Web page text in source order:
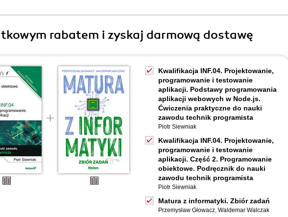
rabatem i zyskaj darmową dostawę
Kwalifikacja INF.04. Projektowanie,
programowanie i testowanie
aplikacji. Podstawy programowania
aplikacji webowych w Node.js.
Ćwiczenia praktyczne do nauki
zawodu technik programista
Piotr Siewniak
Kwalifikacja INF.04. Projektowanie,
programowanie i testowanie
aplikacji. Część 2. Programowanie
obiektowe. Podręcznik do nauki
zawodu technik programista
Piotr Siewniak
Matura z informatyki. Zbiór zadań
Przemysław Głowacz, Waldemar Walczak